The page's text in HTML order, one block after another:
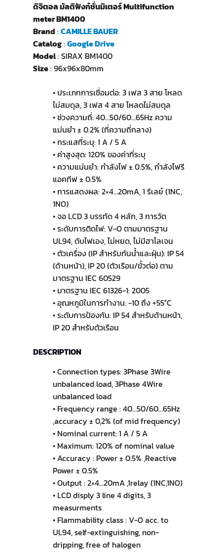
ดิจิตอล มัลติฟังก์ชั่นมิเตอร์ Multifunction
meter BM1400
Brand :CAMILLE BAUER
Catalog:Google Drive
Model: SIRAX BM1400
Size: 96x96x80mm
• ประเภทการเชื่อมต่อ: 3 เฟส 3 สาย โหลด
ไม่สมดุล, 3 เฟส 4 สาย โหลดไม่สมดุล
• ช่วงความถี่: 40…50/60…65Hz ความ
แม่นยำ ± 0.2% (ที่ความถี่กลาง)
• กระแสที่ระบุ: 1 A / 5 A
• ค่าสูงสุด: 120% ของค่าที่ระบุ
• ความแม่นยำ: กำลังไฟ ± 0.5%, กำลังไฟรี
แอคทีฟ ± 0.5%
• การแสดงผล: 2×4…20mA, 1 รีเลย์ (1NC,
1NO)
• จอ LCD 3 บรรทัด 4 หลัก, 3 การวัด
• ระดับการติดไฟ: V-O ตามมาตรฐาน
UL94, ดับไฟเอง, ไม่หยด, ไม่มีฮาโลเจน
• ตัวเครื่อง (IP สำหรับกันน้ำและฝุ่น): IP 54
(ด้านหน้า), IP 20 (ตัวเรือน/ขั้วต่อ) ตาม
มาตรฐาน IEC 60529
• มาตรฐาน IEC 61326-1: 2005
• อุณหภูมิในการทำงาน: -10 ถึง +55°C
• ระดับการป้องกัน: IP 54 สำหรับด้านหน้า,
IP 20 สำหรับตัวเรือน
DESCRIPTION
• Connection types: 3Phase 3Wire
unbalanced load, 3Phase 4Wire
unbalanced load
• Frequency range : 40…50/60…65Hz
,accuracy ± 0,2% (of mid frequency)
• Nominal current: 1 A / 5 A
• Maximum: 120% of nominal value
• Accuracy : Power ± 0.5% ,Reactive
Power ± 0.5%
• Output : 2×4…20mA ,1relay (1NC,1NO)
• LCD disply 3 line 4 digits, 3
measurments
• Flammability class : V-O acc. to
UL94, self-extinguishing, non-
dripping, free of halogen